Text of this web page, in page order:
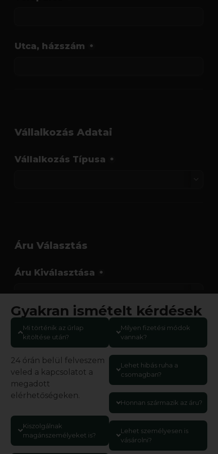
Gyakran ismételt kérdések
Mi történik az űrlap
kitöltése után?
24 órán belül felveszem
veled a kapcsolatot a
megadott
elérhetőségeken.
Kiszolgálnak
magánszemélyeket is?
Milyen fizetési módok
vannak?
Lehet hibás ruha a
csomagban?
Honnan származik az áru?
Lehet személyesen is
vásárolni?